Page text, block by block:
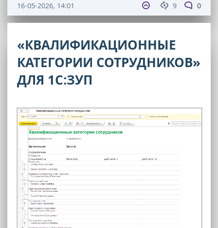
9 0
16-05-2026, 14:01
«КВАЛИФИКАЦИОННЫЕ
КАТЕГОРИИ СОТРУДНИКОВ»
ДЛЯ 1С:ЗУП